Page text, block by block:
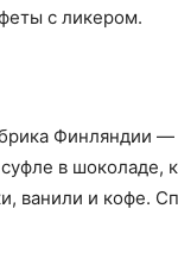
с ликером.
Финляндии
в шоколаде,
ванили и кофе.